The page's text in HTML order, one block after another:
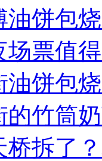
饼包
场票值
油饼包
竹筒
桥拆了